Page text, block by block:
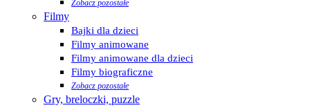
Zobacz pozostałe
Filmy
Bajki dla dzieci
Filmy animowane
Filmy animowane dla dzieci
Filmy biograficzne
Zobacz pozostałe
Gry, breloczki, puzzle